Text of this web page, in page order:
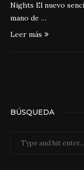
Nights El nuevo
mano de …
Leer más
BÚSQUEDA